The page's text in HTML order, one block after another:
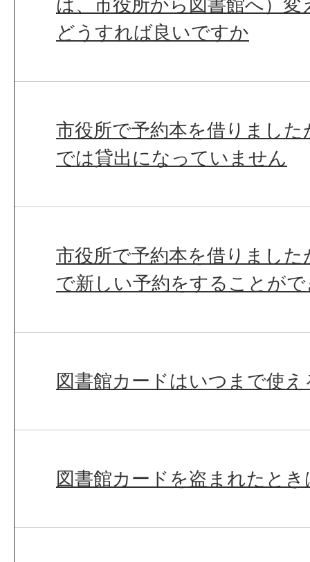
は、市役所から図書館へ）
どうすれば良いですか
市役所で予約本を借りまし
では貸出になっていません
市役所で予約本を借りまし
で新しい予約をすることが
図書館カードはいつまで使
図書館カードを盗まれたとき